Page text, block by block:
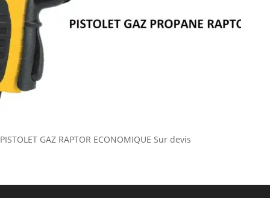
PISTOLET GAZ RAPTOR ECONOMIQUE Sur devis